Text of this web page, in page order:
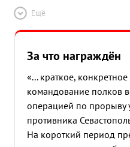
Ещё
За что награждён
«... краткое,
командование полков
операцией по прорыву
противника
На короткий период